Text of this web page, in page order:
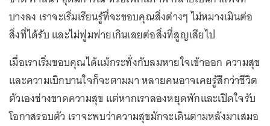
บางลง เราจะเริ่มเรียนรู้ที่จะขอบคุณสิ่งต่างๆ ไม่หมางเมินต่อ
สิ่งที่ได้รับ และไม่ฟูมฟายเกินเลยต่อสิ่งที่สูญเสียไป
เมื่อเราเริ่มขอบคุณได้แม้กระทั่งกับลมหายใจเข้าออก ความสุข
และความเบิกบานใจก็จะตามมา หลายคนอาจเคยรู้สึกว่าชีวิต
ตัวเองช่างขาดความสุข แต่หากเราลองหยุดพักและเปิดใจรับ
โอกาสรอบตัว เราจะพบว่าความสุขมักจะเดินตามหลังมาเสมอ